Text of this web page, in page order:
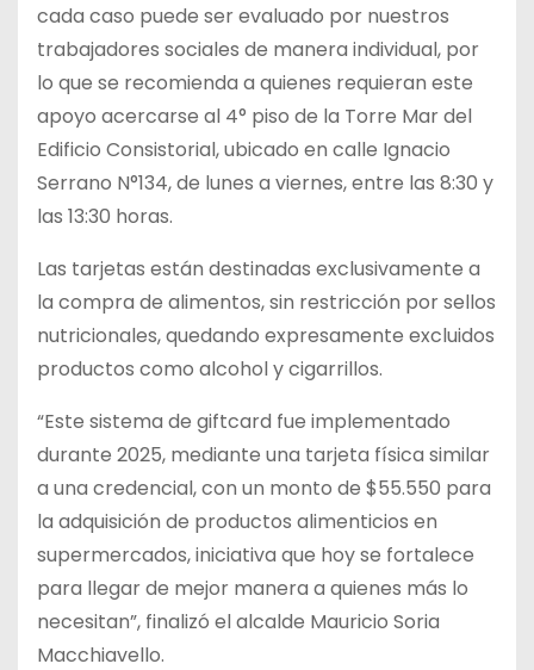
cada caso puede ser evaluado por nuestros
trabajadores sociales de manera individual, por
lo que se recomienda a quienes requieran este
apoyo acercarse al 4° piso de la Torre Mar del
Edificio Consistorial, ubicado en calle Ignacio
Serrano N°134, de lunes a viernes, entre las 8:30 y
las 13:30 horas.
Las tarjetas están destinadas exclusivamente a
la compra de alimentos, sin restricción por sellos
nutricionales, quedando expresamente excluidos
productos como alcohol y cigarrillos.
“Este sistema de giftcard fue implementado
durante 2025, mediante una tarjeta física similar
a una credencial, con un monto de $55.550 para
la adquisición de productos alimenticios en
supermercados, iniciativa que hoy se fortalece
para llegar de mejor manera a quienes más lo
necesitan”, finalizó el alcalde Mauricio Soria
Macchiavello.